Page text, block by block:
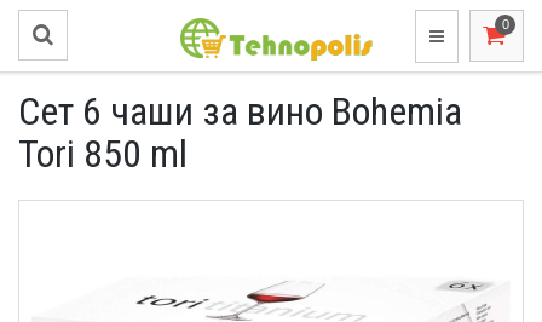
Сет 6 чаши за вино Bohemia
Tori 850 ml